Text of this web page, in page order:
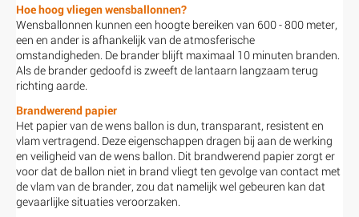
Hoe hoog vliegen wensballonnen?
Wensballonnen kunnen een hoogte bereiken van 600 - 800 meter,
een en ander is afhankelijk van de atmosferische
omstandigheden. De brander blijft maximaal 10 minuten branden.
Als de brander gedoofd is zweeft de lantaarn langzaam terug
richting aarde.
Brandwerend papier
Het papier van de wens ballon is dun, transparant, resistent en
vlam vertragend. Deze eigenschappen dragen bij aan de werking
en veiligheid van de wens ballon. Dit brandwerend papier zorgt er
voor dat de ballon niet in brand vliegt ten gevolge van contact met
de vlam van de brander, zou dat namelijk wel gebeuren kan dat
gevaarlijke situaties veroorzaken.